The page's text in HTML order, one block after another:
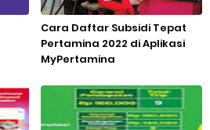
Cara Daftar Subsidi Tepat
Pertamina 2022 di Aplikasi
MyPertamina